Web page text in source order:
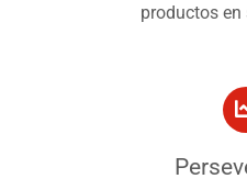
productos